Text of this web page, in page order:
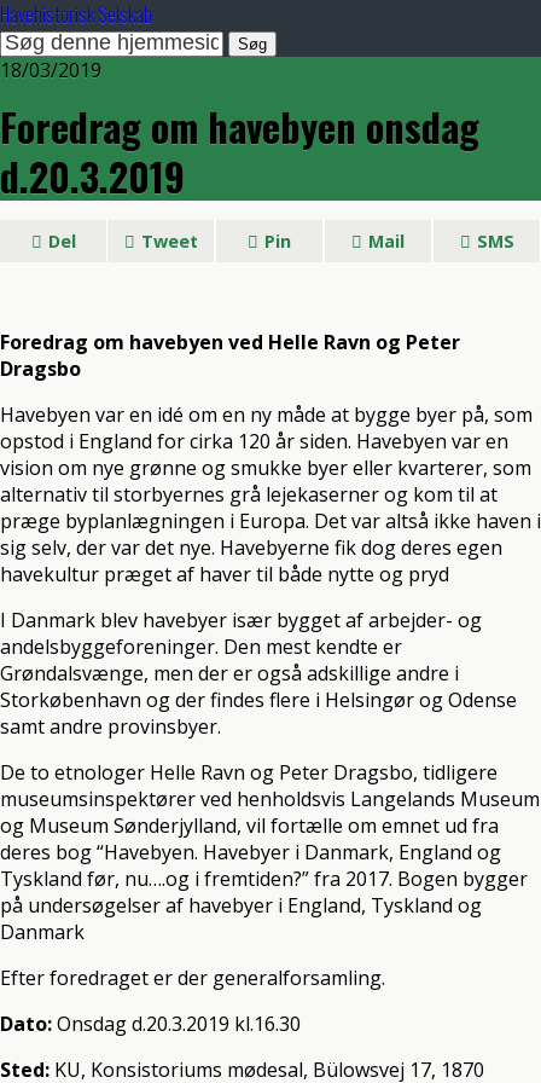
Havehistorisk Selskab
18/03/2019
Foredrag om havebyen onsdag
d.20.3.2019
Del Tweet Pin Mail SMS
Foredrag om havebyen ved Helle Ravn og Peter
Dragsbo
Havebyen var en idé om en ny måde at bygge byer på, som
opstod i England for cirka 120 år siden. Havebyen var en
vision om nye grønne og smukke byer eller kvarterer, som
alternativ til storbyernes grå lejekaserner og kom til at
præge byplanlægningen i Europa. Det var altså ikke haven i
sig selv, der var det nye. Havebyerne fik dog deres egen
havekultur præget af haver til både nytte og pryd
I Danmark blev havebyer især bygget af arbejder- og
andelsbyggeforeninger. Den mest kendte er
Grøndalsvænge, men der er også adskillige andre i
Storkøbenhavn og der findes flere i Helsingør og Odense
samt andre provinsbyer.
De to etnologer Helle Ravn og Peter Dragsbo, tidligere
museumsinspektører ved henholdsvis Langelands Museum
og Museum Sønderjylland, vil fortælle om emnet ud fra
deres bog “Havebyen. Havebyer i Danmark, England og
Tyskland før, nu….og i fremtiden?” fra 2017. Bogen bygger
på undersøgelser af havebyer i England, Tyskland og
Danmark
Efter foredraget er der generalforsamling.
Dato:Onsdag d.20.3.2019 kl.16.30
Sted: KU, Konsistoriums mødesal, Bülowsvej 17, 1870